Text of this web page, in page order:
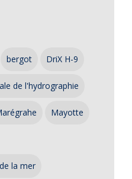
bergot DriX H-9
de l'hydrographie
Mayotte
la mer